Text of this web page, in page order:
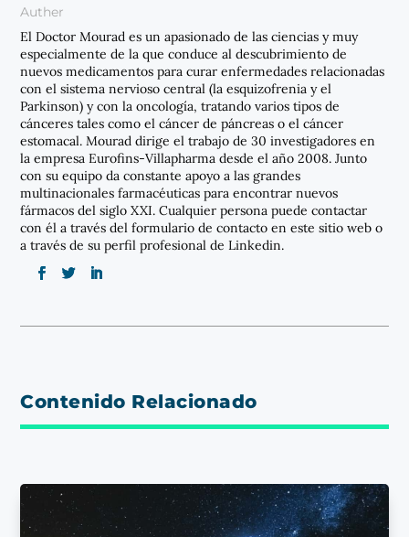
Auther
El Doctor Mourad es un apasionado de las ciencias y muy
especialmente de la que conduce al descubrimiento de
nuevos medicamentos para curar enfermedades relacionadas
con el sistema nervioso central (la esquizofrenia y el
Parkinson) y con la oncología, tratando varios tipos de
cánceres tales como el cáncer de páncreas o el cáncer
estomacal. Mourad dirige el trabajo de 30 investigadores en
la empresa Eurofins-Villapharma desde el año 2008. Junto
con su equipo da constante apoyo a las grandes
multinacionales farmacéuticas para encontrar nuevos
fármacos del siglo XXI. Cualquier persona puede contactar
con él a través del formulario de contacto en este sitio web o
a través de su perfil profesional de Linkedin.
Contenido Relacionado